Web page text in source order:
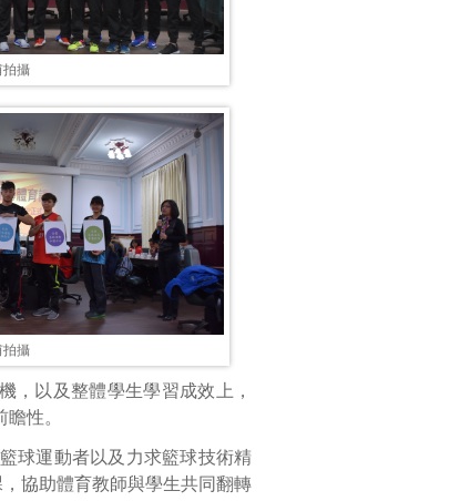
拍攝
拍攝
，以及整體學生學習成效上，
性。
球運動者以及力求籃球技術精
協助體育教師與學生共同翻轉